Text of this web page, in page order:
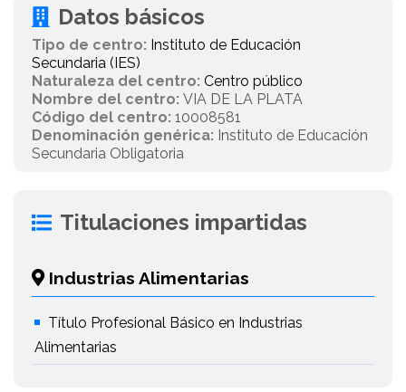
Datos básicos
Tipo de centro: Instituto de Educación
Secundaria (IES)
Naturaleza del centro: Centro público
Nombre del centro: VIA DE LA PLATA
Código del centro: 10008581
Denominación genérica: Instituto de Educación
Secundaria Obligatoria
Titulaciones impartidas
Industrias Alimentarias
Título Profesional Básico en Industrias
Alimentarias